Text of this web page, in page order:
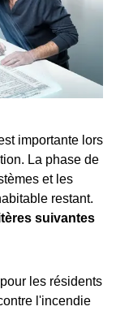
importante lors
La phase de
et les
restant.
suivantes
les résidents
l'incendie